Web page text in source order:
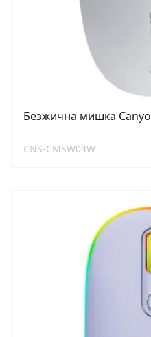
Безжична мишка
CNS-CMSW04W